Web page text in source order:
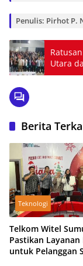
Penulis: Pirhot P.
Utara
Berita
Teknologi
Telkom Witel
Pastikan Layanan
untuk Pelanggan